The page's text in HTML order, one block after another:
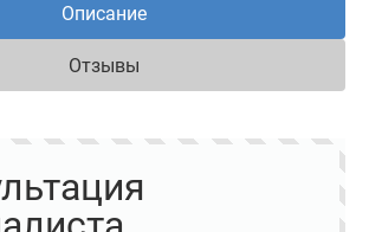
Описание
Отзывы